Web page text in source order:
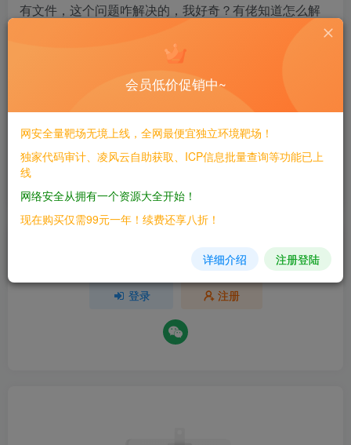
有文件，这个问题咋解决的，我好奇？有佬知道怎么解
欢迎为Ta评分
请登录后发表评论
登录 注册
会员低价促销中~
网安全量靶场无境上线，全网最便宜独立环境靶场！
独家代码审计、凌风云自助获取、ICP信息批量查询等功能已上
线
网络安全从拥有一个资源大全开始！
现在购买仅需99元一年！续费还享八折！
详细介绍 注册登陆